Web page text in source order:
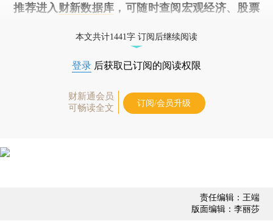
推荐进入 财新数据库 ，可随时查阅宏观经济、股票
本文共计1441字 订阅后继续阅读
登录 后获取已订阅的阅读权限
财新通会员
可畅读全文
订阅/会员升级
责任编辑：王端
版面编辑：李丽莎